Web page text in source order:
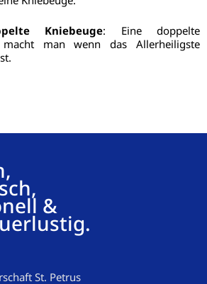
Kniebeuge: Eine doppelte
macht man wenn das Allerheiligste
&
St. Petrus